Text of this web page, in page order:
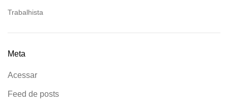
Trabalhista
Meta
Acessar
Feed de posts